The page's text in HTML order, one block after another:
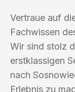
Vertraue auf
Fachwissen
Wir sind stolz
erstklassigen
nach
Erlebnis zu